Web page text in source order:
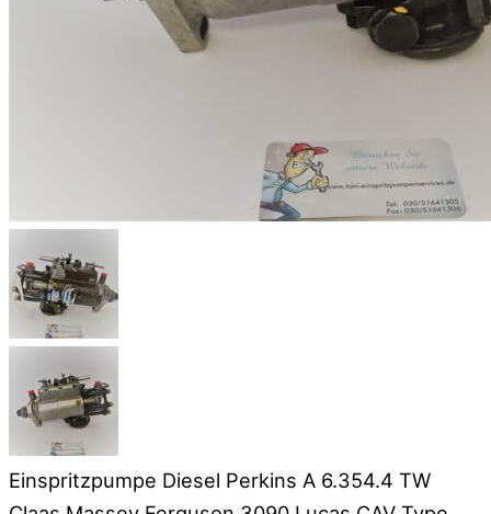
Einspritzpumpe Diesel Perkins A 6.354.4 TW